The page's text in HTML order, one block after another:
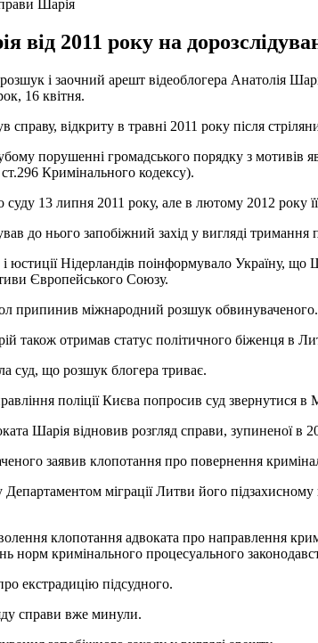
Шарія
від 2011 року на
і заочний арешт відеоблогера Анатолія
16 квітня.
справу, відкриту в травні 2011 року після
порушенні громадського порядку з
Кримінального кодексу).
суду 13 липня 2011 року, але в лютому 2012 року
до нього запобіжний захід у вигляді тримання
юстиції Нідерландів поінформувало Україну,
Європейського Союзу.
припинив міжнародний розшук обвинуваченого.
також отримав статус політичного біженця в
суд, що розшук блогера триває.
поліції Києва попросив суд звернутися
Шарія відновив розгляд справи, зупиненої в
заявив клопотання про повернення
міграції Литви його
клопотання адвоката про направлення
норм кримінального процесуального
екстрадицію підсудного.
справи вже минули.